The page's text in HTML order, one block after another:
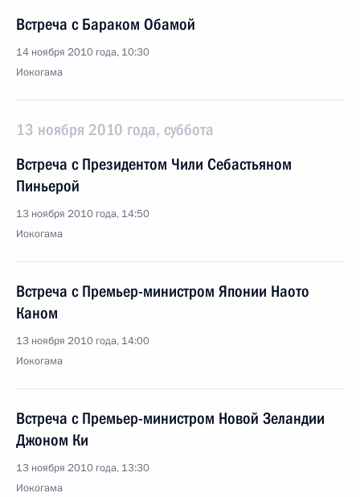
Встреча с Бараком Обамой
14 ноября 2010 года, 10:30
Иокогама
13 ноября 2010 года, суббота
Встреча с Президентом Чили Себастьяном
Пиньерой
13 ноября 2010 года, 14:50
Иокогама
Встреча с Премьер-министром Японии Наото
Каном
13 ноября 2010 года, 14:00
Иокогама
Встреча с Премьер-министром Новой Зеландии
Джоном Ки
13 ноября 2010 года, 13:30
Иокогама